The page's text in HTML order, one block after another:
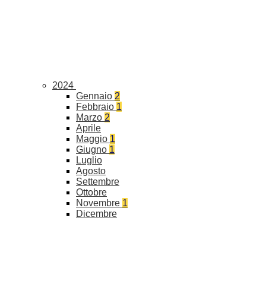
2024
Gennaio 2
Febbraio 1
Marzo 2
Aprile
Maggio 1
Giugno 1
Luglio
Agosto
Settembre
Ottobre
Novembre 1
Dicembre